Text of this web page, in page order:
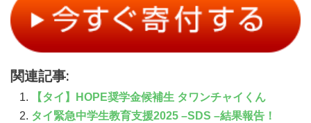
関連記事:
【タイ】HOPE奨学金候補生 タワンチャイくん
タイ緊急中学生教育支援2025 –SDS –結果報告！